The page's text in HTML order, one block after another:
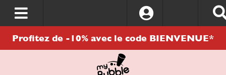
Profitez de -10% avec le code BIENVENUE*
S’identifier